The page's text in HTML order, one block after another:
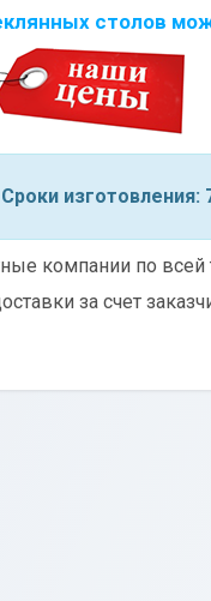
столов
Сроки изготовления:
компании по
за счет